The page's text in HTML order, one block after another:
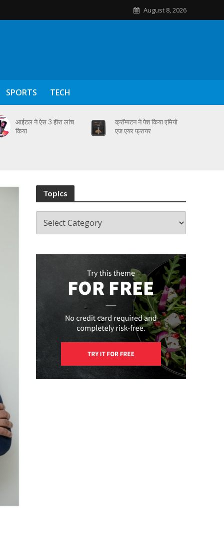
August 8, 2026
SPORTS TECH
आईटल ने ऐस 3 हीरा लांच
किया
क्रॉम्पटन ने पेश किया एमियो
एज एयर फ्रायर
Topics